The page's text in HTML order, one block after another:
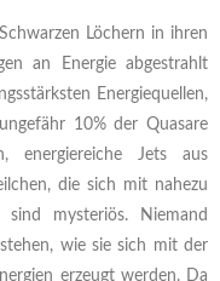
Löchern in ihren
an Energie abgestrahlt
Energiequellen,
10% der Quasare
energiereiche Jets aus
die sich mit nahezu
sind mysteriös. Niemand
wie sie sich mit der
erzeugt werden. Da